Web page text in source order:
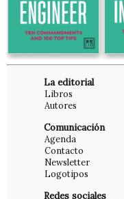
La editorial
Libros
Autores
Comunicación
Agenda
Contacto
Newsletter
Logotipos
Redes sociales